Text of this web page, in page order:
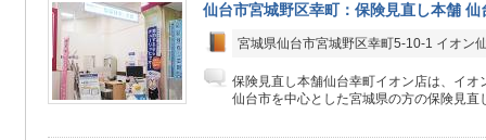
仙台市宮城野区幸町：保険見直し本舗 仙
宮城県仙台市宮城野区幸町5-10-1 イオン
保険見直し本舗仙台幸町イオン店は、イオ
仙台市を中心とした宮城県の方の保険見直